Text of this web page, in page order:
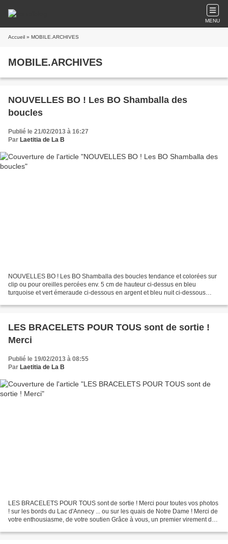
MENU
Accueil » MOBILE.ARCHIVES
MOBILE.ARCHIVES
NOUVELLES BO ! Les BO Shamballa des
boucles
Publié le 21/02/2013 à 16:27
Par Laetitia de La B
NOUVELLES BO ! Les BO Shamballa des boucles tendance et colorées sur
clip ou pour oreilles percées env. 5 cm de hauteur ci-dessus en bleu
turquoise et vert émeraude ci-dessous en argent et bleu nuit ci-dessous
LES BRACELETS POUR TOUS sont de sortie !
Merci
Publié le 19/02/2013 à 08:55
Par Laetitia de La B
LES BRACELETS POUR TOUS sont de sortie ! Merci pour toutes vos photos
! sur les bords du Lac d'Annecy ... ou sur les quais de Notre Dame ! Merci de
votre enthousiasme, de votre soutien Grâce à vous, un premier virement de